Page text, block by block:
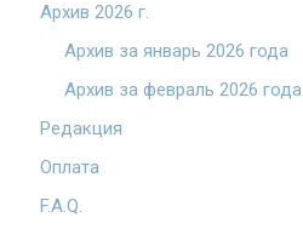
Архив 2026 г.
Архив за январь 2026 года
Архив за февраль 2026 года
Редакция
Оплата
F.A.Q.